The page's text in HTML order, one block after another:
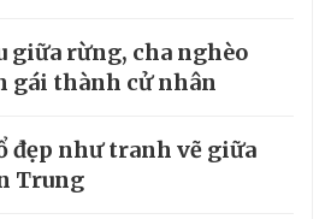
giữa rừng, cha nghèo
gái thành cử nhân
đẹp như tranh vẽ giữa
Trung